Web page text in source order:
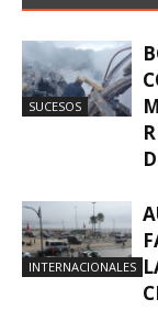
SUCESOS
INTERNACIONALES